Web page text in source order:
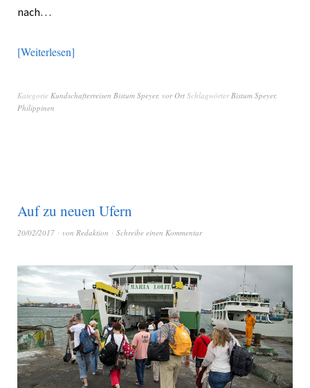
nach…
Weiterlesen
Kategorie Kundschafterreisen Bistum Speyer, vor Ort Schlagwörter Bistum Speyer,
Philippinen
Auf zu neuen Ufern
20/02/2017 von Redaktion Schreibe einen Kommentar